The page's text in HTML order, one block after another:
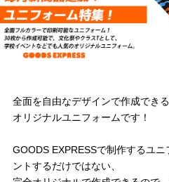
全面を自由なデザインで作成できる
オリジナルユニフォームです！
GOODS EXPRESSで制作するユ
ントするだけではない、